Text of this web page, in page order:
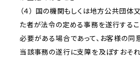
（４） 国の機関もしくは地方公共団
た者が法令の定める事務を遂行する
必要がある場合であって、お客様の同
当該事務の遂行に支障を及ぼすおそ